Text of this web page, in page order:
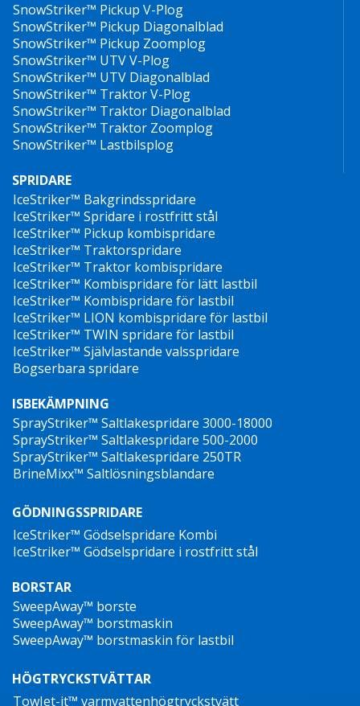
SnowStriker™ Pickup V-Plog
SnowStriker™ Pickup Diagonalblad
SnowStriker™ Pickup Zoomplog
SnowStriker™ UTV V-Plog
SnowStriker™ UTV Diagonalblad
SnowStriker™ Traktor V-Plog
SnowStriker™ Traktor Diagonalblad
SnowStriker™ Traktor Zoomplog
SnowStriker™ Lastbilsplog
SPRIDARE
IceStriker™ Bakgrindsspridare
IceStriker™ Spridare i rostfritt stål
IceStriker™ Pickup kombispridare
IceStriker™ Traktorspridare
IceStriker™ Traktor kombispridare
IceStriker™ Kombispridare för lätt lastbil
IceStriker™ Kombispridare för lastbil
IceStriker™ LION kombispridare för lastbil
IceStriker™ TWIN spridare för lastbil
IceStriker™ Självlastande valsspridare
Bogserbara spridare
ISBEKÄMPNING
SprayStriker™ Saltlakespridare 3000-18000
SprayStriker™ Saltlakespridare 500-2000
SprayStriker™ Saltlakespridare 250TR
BrineMixx™ Saltlösningsblandare
GÖDNINGSSPRIDARE
IceStriker™ Gödselspridare Kombi
IceStriker™ Gödselspridare i rostfritt stål
BORSTAR
SweepAway™ borste
SweepAway™ borstmaskin
SweepAway™ borstmaskin för lastbil
HÖGTRYCKSTVÄTTAR
TowJet-it™ varmvattenhögtryckstvätt